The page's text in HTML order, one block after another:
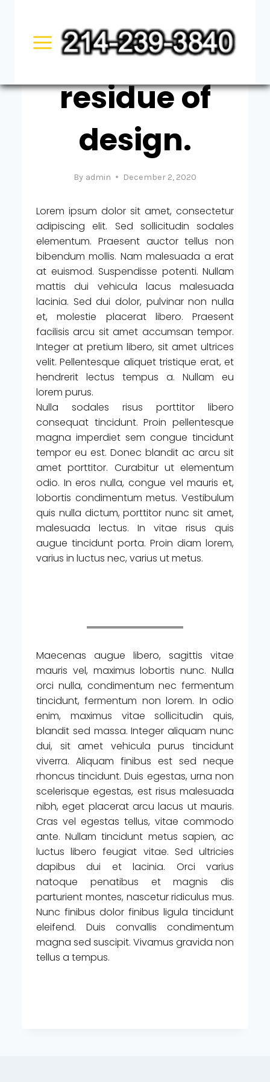
content
Luck is the
residue of
design.
By admin December 2, 2020
Lorem ipsum dolor sit amet, consectetur
adipiscing elit. Sed sollicitudin sodales
elementum. Praesent auctor tellus non
bibendum mollis. Nam malesuada a erat
at euismod. Suspendisse potenti. Nullam
mattis dui vehicula lacus malesuada
lacinia. Sed dui dolor, pulvinar non nulla
et, molestie placerat libero. Praesent
facilisis arcu sit amet accumsan tempor.
Integer at pretium libero, sit amet ultrices
velit. Pellentesque aliquet tristique erat, et
hendrerit lectus tempus a. Nullam eu
lorem purus.
Nulla sodales risus porttitor libero
consequat tincidunt. Proin pellentesque
magna imperdiet sem congue tincidunt
tempor eu est. Donec blandit ac arcu sit
amet porttitor. Curabitur ut elementum
odio. In eros nulla, congue vel mauris et,
lobortis condimentum metus. Vestibulum
quis nulla dictum, porttitor nunc sit amet,
malesuada lectus. In vitae risus quis
augue tincidunt porta. Proin diam lorem,
varius in luctus nec, varius ut metus.
Maecenas augue libero, sagittis vitae
mauris vel, maximus lobortis nunc. Nulla
orci nulla, condimentum nec fermentum
tincidunt, fermentum non lorem. In odio
enim, maximus vitae sollicitudin quis,
blandit sed massa. Integer aliquam nunc
dui, sit amet vehicula purus tincidunt
viverra. Aliquam finibus est sed neque
rhoncus tincidunt. Duis egestas, urna non
scelerisque egestas, est risus malesuada
nibh, eget placerat arcu lacus ut mauris.
Cras vel egestas tellus, vitae commodo
ante. Nullam tincidunt metus sapien, ac
luctus libero feugiat vitae. Sed ultricies
dapibus dui et lacinia. Orci varius
natoque penatibus et magnis dis
parturient montes, nascetur ridiculus mus.
Nunc finibus dolor finibus ligula tincidunt
eleifend. Duis convallis condimentum
magna sed suscipit. Vivamus gravida non
tellus a tempus.